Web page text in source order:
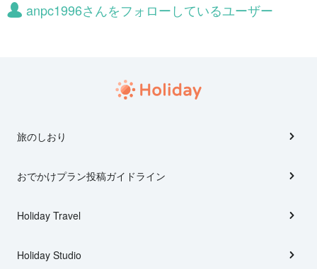
anpc1996さんをフォローしているユーザー
旅のしおり
おでかけプラン投稿ガイドライン
Holiday Travel
Holiday Studio